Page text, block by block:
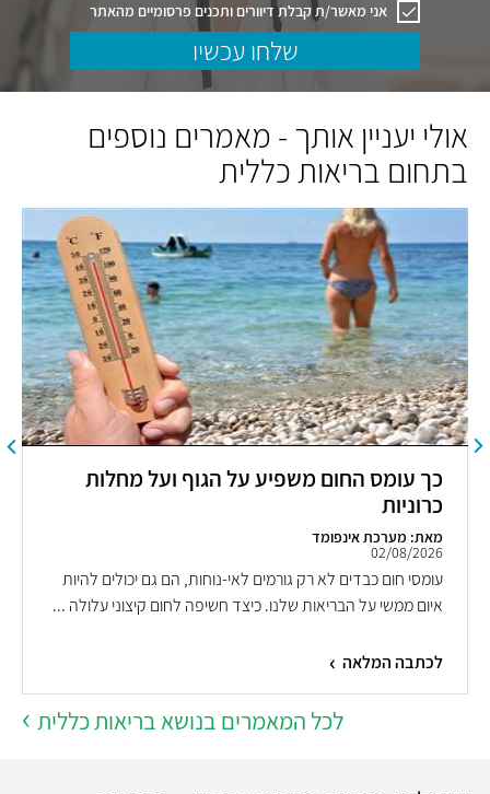
אני מאשר/ת קבלת דיוורים ותכנים פרסומיים מהאתר
שלחו עכשיו
אולי יעניין אותך - מאמרים נוספים
בתחום בריאות כללית
כך עומס החום משפיע על הגוף ועל מחלות
כרוניות
מאת: מערכת אינפומד
02/08/2026
עומסי חום כבדים לא רק גורמים לאי-נוחות, הם גם יכולים להיות
איום ממשי על הבריאות שלנו. כיצד חשיפה לחום קיצוני עלולה ...
לכתבה המלאה
לכל המאמרים בנושא בריאות כללית